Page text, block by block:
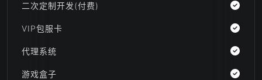
二次定制开发(付费)
VIP包服卡
代理系统
游戏盒子